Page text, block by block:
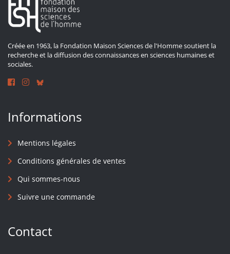
Créée en 1963, la Fondation Maison Sciences de l'Homme soutient la
recherche et la diffusion des connaissances en sciences humaines et
sociales.
Informations
Mentions légales
Conditions générales de ventes
Qui sommes-nous
Suivre une commande
Contact